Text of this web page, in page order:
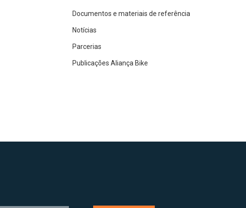
Documentos e materiais de referência
Notícias
Parcerias
Publicações Aliança Bike